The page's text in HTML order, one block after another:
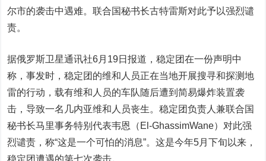
尔市的袭击中遇难。联合国秘书长古特雷斯对此予以强烈谴
责。
据俄罗斯卫星通讯社6月19日报道，稳定团在一份声明中
称，事发时，稳定团的维和人员正在当地开展搜寻和探测地
雷的行动，载有维和人员的车队随后遭到简易爆炸装置袭
击，导致一名几内亚维和人员丧生。稳定团负责人兼联合国
秘书长马里事务特别代表韦恩（El-GhassimWane）对此强
烈谴责，称“这是一个可怕的消息”。这是今年5月下旬以来，
稳定团遭遇的第七次袭击。